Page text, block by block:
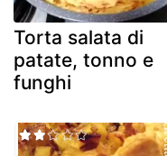
Torta salata di
patate, tonno e
funghi